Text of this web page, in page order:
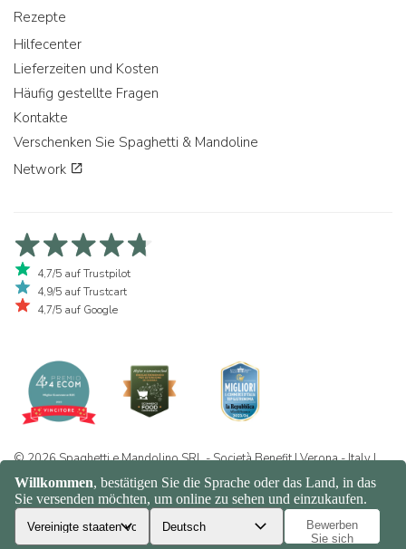
Rezepte
Hilfecenter
Lieferzeiten und Kosten
Häufig gestellte Fragen
Kontakte
Verschenken Sie Spaghetti & Mandoline
Network
4,7/5 auf Trustpilot
4,9/5 auf Trustcart
4,7/5 auf Google
© 2026 Spaghetti e Mandolino SRL - Società Benefit | Verona - Italy |
+39 351 865 9444 | P.I. IT04913730232 | Certificazione BIO: IT-BIO-
016.380-0110744.2026.001 | REA VR-455804 |Datenschutz- und
Cookie-Richtlinie|Sitemap